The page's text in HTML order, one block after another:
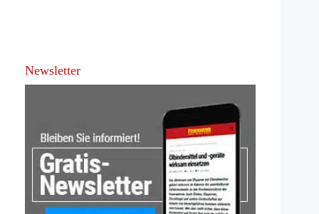
Newsletter